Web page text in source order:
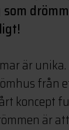
är
från
koncept
är